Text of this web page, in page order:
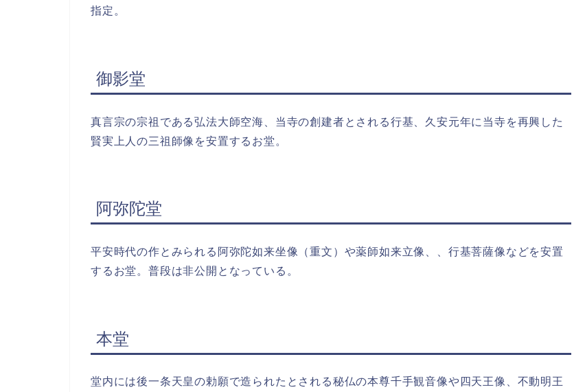
指定。
御影堂
真言宗の宗祖である弘法大師空海、当寺の創建者とされる行基、久安元年に当寺を再興した
賢実上人の三祖師像を安置するお堂。
阿弥陀堂
平安時代の作とみられる阿弥陀如来坐像（重文）や薬師如来立像、、行基菩薩像などを安置
するお堂。普段は非公開となっている。
本堂
堂内には後一条天皇の勅願で造られたとされる秘仏の本尊千手観音像や四天王像、不動明王